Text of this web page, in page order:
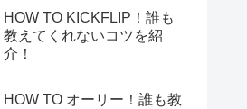
HOW TO KICKFLIP！誰も
教えてくれないコツを紹
介！
HOW TO オーリー！誰も教